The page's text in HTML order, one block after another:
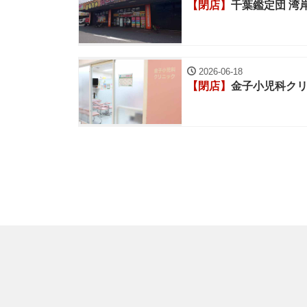
【閉店】 千葉鑑定団 湾
2026-06-18
【閉店】 金子小児科ク